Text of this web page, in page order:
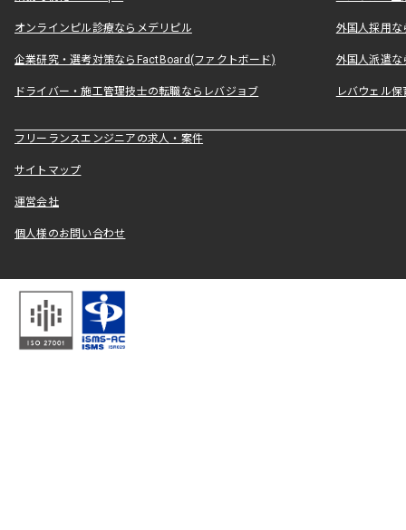
オンラインピル診療ならメデリピル 外国人採用
企業研究・選考対策ならFactBoard(ファクトボード) 外国人派遣な
ドライバー・施工管理技士の転職ならレバジョブ レバウェル
フリーランスエンジニアの求人・案件
サイトマップ
運営会社
個人様のお問い合わせ